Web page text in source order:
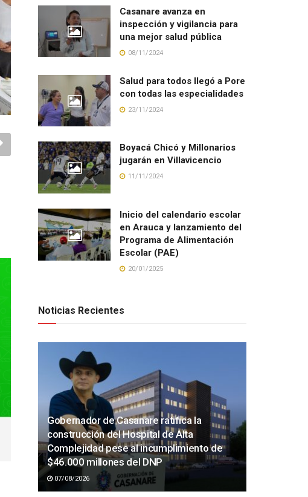
Casanare avanza en
inspección y vigilancia para
una mejor salud pública
08/11/2024
Salud para todos llegó a Pore
con todas las especialidades
23/11/2024
Boyacá Chicó y Millonarios
jugarán en Villavicencio
11/11/2024
Inicio del calendario escolar
en Arauca y lanzamiento del
Programa de Alimentación
Escolar (PAE)
20/01/2025
Noticias Recientes
Gobernador de Casanare ratifica la
construcción del Hospital de Alta
Complejidad pese al incumplimiento de
$46.000 millones del DNP
07/08/2026